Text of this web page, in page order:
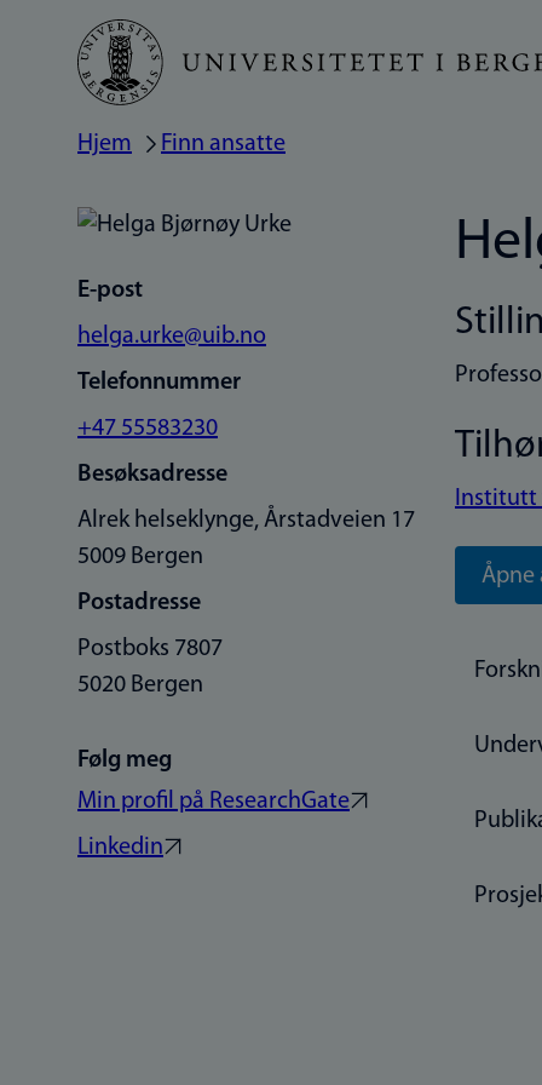
Hopp
hovedinnhold
Navigasjonssti
Hjem Finn ansatte
E-post
helga.urke@uib.no
Telefonnummer
+47 55583230
Besøksadresse
Alrek helseklynge, Årstadveien 17
5009 Bergen
Postadresse
Postboks 7807
5020 Bergen
Følg meg
Min profil på ResearchGate
Linkedin
Institutt
Åpne